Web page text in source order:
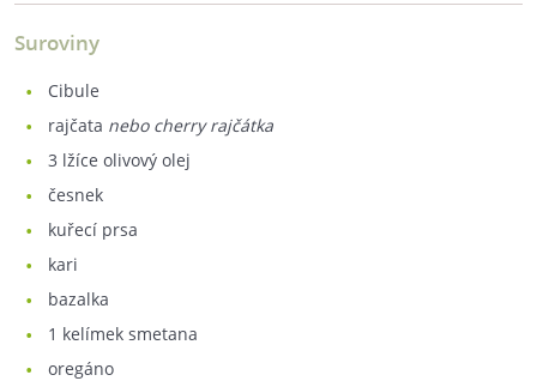
Suroviny
cibule
rajčata nebo cherry rajčátka
3 lžíce olivový olej
česnek
kuřecí prsa
kari
bazalka
1 kelímek smetana
oregáno